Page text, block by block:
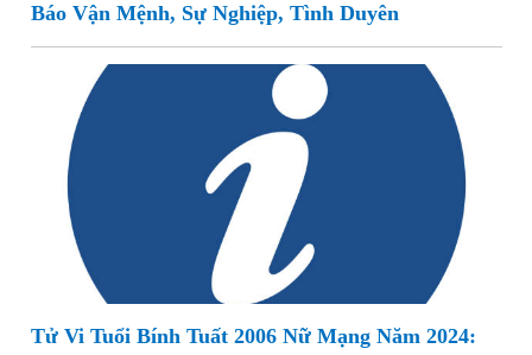
Báo Vận Mệnh, Sự Nghiệp, Tình Duyên
Tử Vi Tuổi Bính Tuất 2006 Nữ Mạng Năm 2024: